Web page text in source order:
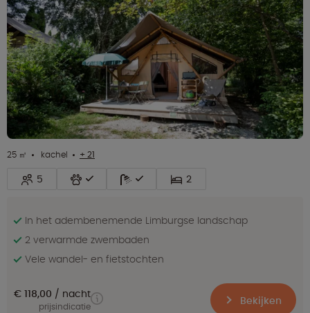
25 ㎡ kachel + 21
5 2
In het adembenemende Limburgse landschap
2 verwarmde zwembaden
Vele wandel- en fietstochten
€ 118,00 nacht
prijsindicatie Bekijken